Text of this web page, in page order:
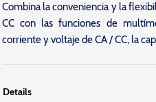
Combina la conveniencia y la
CC con las funciones de
corriente y voltaje de CA / CC, la
Details